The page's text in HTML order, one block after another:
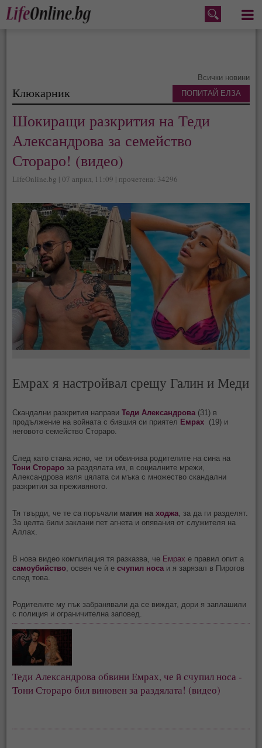
Меню
Всички новини
Клюкарник
Шокиращи разкрития на Теди
Александрова за семейство
Стораро! (видео)
LifeOnline.bg | 07 април, 11:09 | прочетена: 34296
Емрах я настройвал срещу Галин и Меди
Скандални разкрития направиТеди Александрова (31) в
продължение на войната с бившия си приятел Емрах (19) и
неговото семейство Стораро.
След като стана ясно, че тя обвинява родителите на сина на
Тони Стораро за раздялата им, в социалните мрежи,
Александрова изля цялата си мъка с множество скандални
разкрития за преживяното.
Тя твърди, че те са поръчали магия находжа , за да ги разделят.
За целта били заклани пет агнета и опявания от служителя на
Аллах.
В нова видео компилация тя разказва, че Емрах е правил опит а
самоубийство , освен че ѝ есчупил носа и я зарязал в Пирогов
след това.
Родителите му пък забранявали да се виждат, дори я заплашили
с полиция и ограничителна заповед.
Теди Александрова обвини Емрах, че й счупил носа -
Тони Стораро бил виновен за раздялата! (видео)
ПОПИТАЙ ЕЛЗА